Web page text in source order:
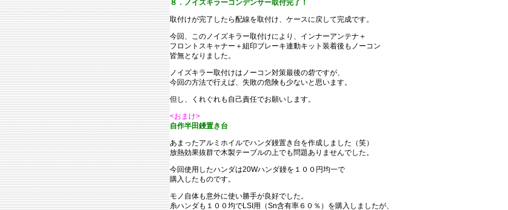
８．ノイズキラーコンデンサー取付完了！
取付けが完了したら配線を取付け、ケースに戻して完成です。
今回、このノイズキラー取付けにより、インナーアンテナ＋
フロントスキャナー＋組印ブレーキ連動キット装着後もノーコン
皆無となりました。
ノイズキラー取付けはノーコン対策最後の砦ですが、
今回の方法で行えば、失敗の危険も少ないと思います。
但し、くれぐれも自己責任でお願いします。
<おまけ>
自作半田鏝置き台
あまったアルミホイルでハンダ鏝置き台を作成しました（笑）
放熱効果抜群で木製テーブルの上でも問題ありませんでした。
今回使用したハンダは20Wハンダ鏝を１００円均一で
購入したものです。
モノ自体も意外に使い勝手が良好でした。
糸ハンダも１００均でLSI用（Sn含有率６０％）を購入しましたが、